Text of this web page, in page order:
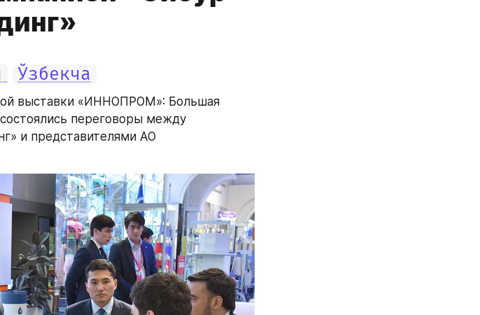
Ўзбекча
выставки «ИННОПРОМ»: Большая
переговоры между
и представителями АО